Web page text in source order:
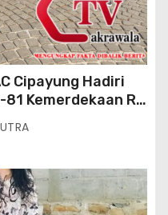
Cipayung Hadiri
Kemerdekaan RI